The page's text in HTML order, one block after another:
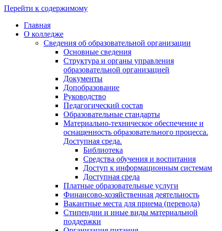
Перейти к содержимому
Главная
О колледже
Сведения об образовательной организации
Основные сведения
Структура и органы управления
образовательной организацией
Документы
Допобразование
Руководство
Педагогический состав
Образовательные стандарты
Материально-техническое обеспечение и
оснащенность образовательного процесса.
Доступная среда.
Библиотека
Средства обучения и воспитания
Доступ к информационным системам
Доступная среда
Платные образовательные услуги
Финансово-хозяйственная деятельность
Вакантные места для приема (перевода)
Стипендии и иные виды материальной
поддержки